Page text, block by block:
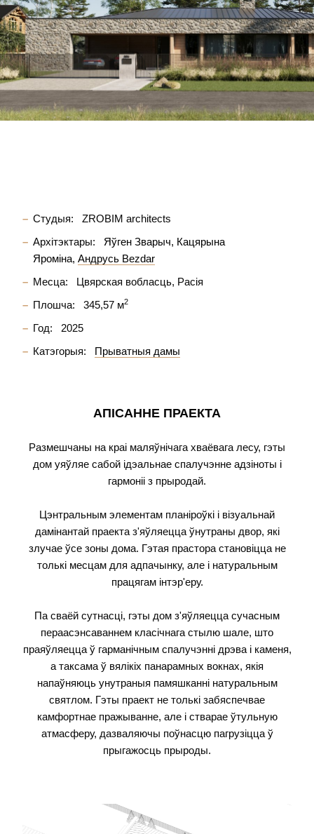
Студыя:
ZROBIM architects
Архітэктары:
Яўген Зварыч Кацярына
Яроміна Андрусь Bezdar
Месца:
Цвярская вобласць, Расія
Плошча:
345,57 м2
Год:
2025
Катэгорыя:
Прыватныя дамы
АПІСАННЕ ПРАЕКТА
Размешчаны на краі маляўнічага хваёвага лесу, гэты
дом уяўляе сабой ідэальнае спалучэнне адзіноты і
гармоніі з прыродай.
Цэнтральным элементам планіроўкі і візуальнай
дамінантай праекта з'яўляецца ўнутраны двор, які
злучае ўсе зоны дома. Гэтая прастора становіцца не
толькі месцам для адпачынку, але і натуральным
працягам інтэр'еру.
Па сваёй сутнасці, гэты дом з'яўляецца сучасным
пераасэнсаваннем класічнага стылю шале, што
праяўляецца ў гарманічным спалучэнні дрэва і каменя,
а таксама ў вялікіх панарамных вокнах, якія
напаўняюць унутраныя памяшканні натуральным
святлом. Гэты праект не толькі забяспечвае
камфортнае пражыванне, але і стварае ўтульную
атмасферу, дазваляючы поўнасцю пагрузіцца ў
прыгажосць прыроды.